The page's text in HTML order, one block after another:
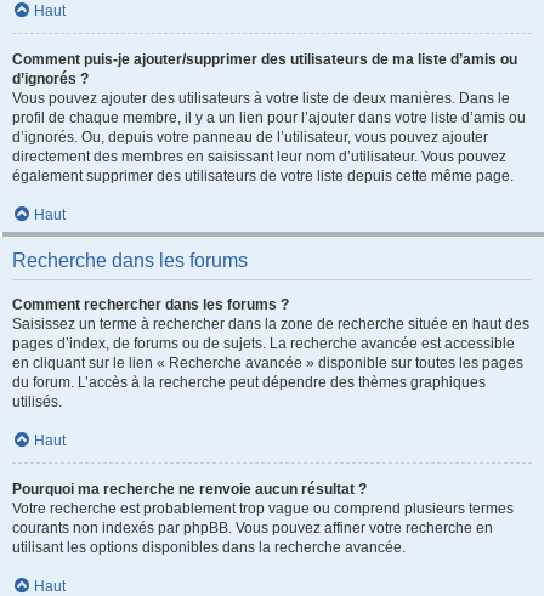
Haut
Comment puis-je ajouter/supprimer des utilisateurs de ma liste d’amis ou
d’ignorés ?
Vous pouvez ajouter des utilisateurs à votre liste de deux manières. Dans le
profil de chaque membre, il y a un lien pour l’ajouter dans votre liste d’amis ou
d’ignorés. Ou, depuis votre panneau de l’utilisateur, vous pouvez ajouter
directement des membres en saisissant leur nom d’utilisateur. Vous pouvez
également supprimer des utilisateurs de votre liste depuis cette même page.
Haut
Recherche dans les forums
Comment rechercher dans les forums ?
Saisissez un terme à rechercher dans la zone de recherche située en haut des
pages d’index, de forums ou de sujets. La recherche avancée est accessible
en cliquant sur le lien « Recherche avancée » disponible sur toutes les pages
du forum. L’accès à la recherche peut dépendre des thèmes graphiques
utilisés.
Haut
Pourquoi ma recherche ne renvoie aucun résultat ?
Votre recherche est probablement trop vague ou comprend plusieurs termes
courants non indexés par phpBB. Vous pouvez affiner votre recherche en
utilisant les options disponibles dans la recherche avancée.
Haut